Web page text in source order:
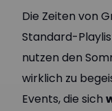
Die Zeiten von
Standard-
nutzen den
wirklich zu
Events, die sich